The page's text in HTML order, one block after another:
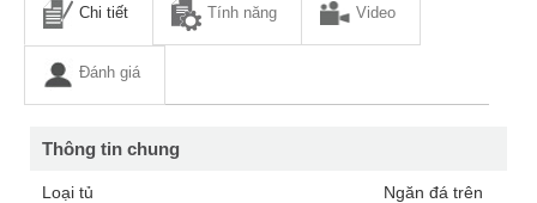
Chi tiết Tính năng Video
Đánh giá
Thông tin chung
Loại tủ Ngăn đá trên